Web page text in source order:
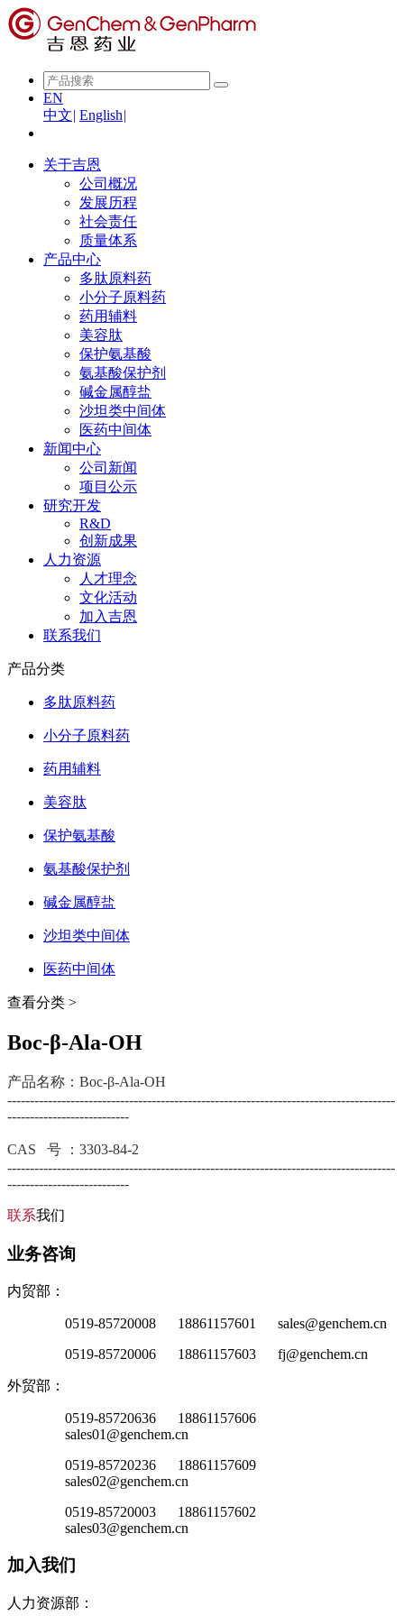
EN
中文| English|
关于吉恩
公司概况
发展历程
社会责任
质量体系
产品中心
多肽原料药
小分子原料药
药用辅料
美容肽
保护氨基酸
氨基酸保护剂
碱金属醇盐
沙坦类中间体
医药中间体
新闻中心
公司新闻
项目公示
研究开发
R&D
创新成果
人力资源
人才理念
文化活动
加入吉恩
联系我们
产品分类
多肽原料药
小分子原料药
药用辅料
美容肽
保护氨基酸
氨基酸保护剂
碱金属醇盐
沙坦类中间体
医药中间体
查看分类 >
Boc-β-Ala-OH
产品名称：Boc-β-Ala-OH
--------------------------------------------------------------------------------------
---------------------------
CAS 号 ：3303-84-2
--------------------------------------------------------------------------------------
---------------------------
联系我们
业务咨询
内贸部：
0519-85720008 18861157601 sales@genchem.cn
0519-85720006 18861157603 fj@genchem.cn
外贸部：
0519-85720636 18861157606
sales01@genchem.cn
0519-85720236 18861157609
sales02@genchem.cn
0519-85720003 18861157602
sales03@genchem.cn
加入我们
人力资源部：